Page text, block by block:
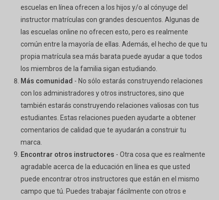
escuelas en línea ofrecen a los hijos y/o al cónyuge del
instructor matrículas con grandes descuentos. Algunas de
las escuelas online no ofrecen esto, pero es realmente
común entre la mayoría de ellas. Además, el hecho de que tu
propia matrícula sea más barata puede ayudar a que todos
los miembros de la familia sigan estudiando.
Más comunidad - No sólo estarás construyendo relaciones
con los administradores y otros instructores, sino que
también estarás construyendo relaciones valiosas con tus
estudiantes. Estas relaciones pueden ayudarte a obtener
comentarios de calidad que te ayudarán a construir tu
marca.
Encontrar otros instructores - Otra cosa que es realmente
agradable acerca de la educación en línea es que usted
puede encontrar otros instructores que están en el mismo
campo que tú. Puedes trabajar fácilmente con otros e